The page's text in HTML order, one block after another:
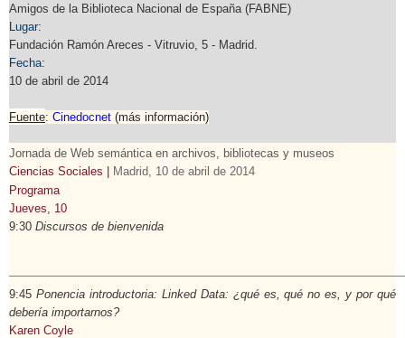
Amigos de la Biblioteca Nacional de España (FABNE)
Lugar:
Fundación Ramón Areces - Vitruvio, 5 - Madrid.
Fecha:
10 de abril de 2014
Fuente: Cinedocnet (más información)
Jornada de Web semántica en archivos, bibliotecas y museos
Ciencias Sociales |
Madrid, 10 de abril de 2014
Programa
Jueves, 10
9:30 Discursos de bienvenida
9:45 Ponencia introductoria: Linked Data: ¿qué es, qué no es, y por qué
debería importarnos?
Karen Coyle